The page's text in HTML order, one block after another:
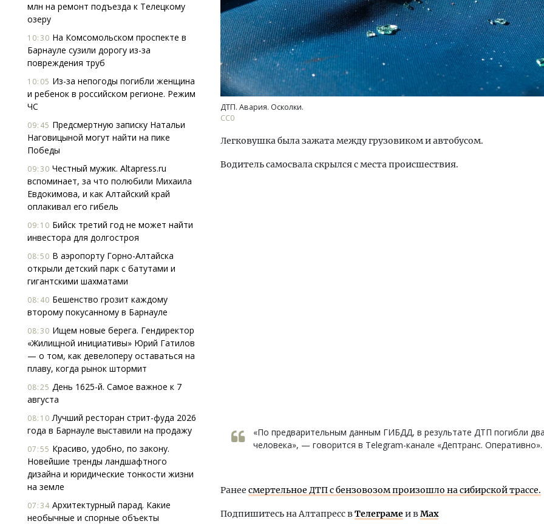
млн на ремонт подъезда к Телецкому
озеру
10:30 На Комсомольском проспекте в
Барнауле сузили дорогу из-за
повреждения труб
10:05 Из-за непогоды погибли женщина
и ребенок в российском регионе. Режим
ЧС
09:45 Предсмертную записку Натальи
Наговицыной могут найти на пике
Победы
09:30 Честный мужик. Altapress.ru
вспоминает, за что полюбили Михаила
Евдокимова, и как Алтайский край
оплакивал его гибель
09:10 Бийск третий год не может найти
инвестора для долгостроя
08:50 В аэропорту Горно-Алтайска
открыли детский парк с батутами и
гигантскими шахматами
08:40 Бешенство грозит каждому
второму покусанному в Барнауле
08:30 Ищем новые берега. Гендиректор
«Жилищной инициативы» Юрий Гатилов
— о том, как девелоперу оставаться на
плаву, когда рынок штормит
08:25 День 1625-й. Самое важное к 7
августа
08:10 Лучший ресторан стрит-фуда 2026
года в Барнауле выставили на продажу
07:55 Красиво, удобно, по закону.
Новейшие тренды ландшафтного
дизайна и юридические тонкости жизни
на земле
07:34 Архитектурный парад. Какие
необычные и спорные объекты
ДТП. Авария. Осколки.
CC0
Легковушка была зажата между грузовиком и автобусом.
Водитель самосвала скрылся с места происшествия.
«По предварительным данным ГИБДД, в результате ДТП погибли два
человека», — говорится в Telegram-канале «Дептранс. Оперативно».
Ранее смертельное ДТП с бензовозом произошло на сибирской трассе.
Подпишитесь на Алтапресс вТелеграмеи вMax
Ищем новые берега. Гендиректор
«Жилищной инициативы» Юрий
Гатилов — о том, как девелоперу
штормит
Архитектурный код
земли. Мощение
плитами становится